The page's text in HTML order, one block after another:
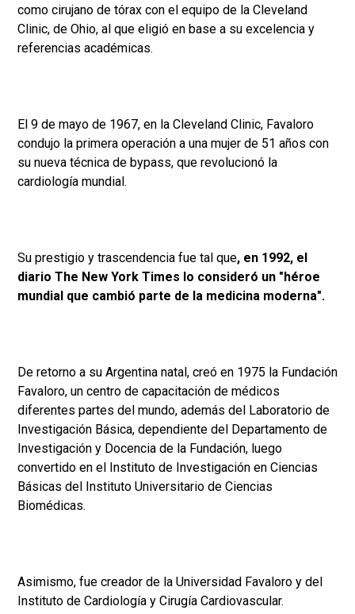
como cirujano de tórax con el equipo de la Cleveland
Clinic, de Ohio, al que eligió en base a su excelencia y
referencias académicas.
El 9 de mayo de 1967, en la Cleveland Clinic, Favaloro
condujo la primera operación a una mujer de 51 años con
su nueva técnica de bypass, que revolucionó la
cardiología mundial.
Su prestigio y trascendencia fue tal que, en 1992, el
diario The New York Times lo consideró un "héroe
mundial que cambió parte de la medicina moderna".
De retorno a su Argentina natal, creó en 1975 la Fundación
Favaloro, un centro de capacitación de médicos
diferentes partes del mundo, además del Laboratorio de
Investigación Básica, dependiente del Departamento de
Investigación y Docencia de la Fundación, luego
convertido en el Instituto de Investigación en Ciencias
Básicas del Instituto Universitario de Ciencias
Biomédicas.
Asimismo, fue creador de la Universidad Favaloro y del
Instituto de Cardiología y Cirugía Cardiovascular.